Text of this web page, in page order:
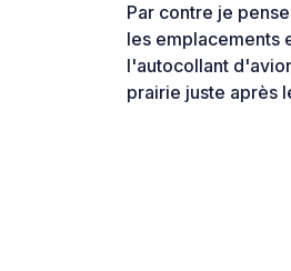
Par contre je
les emplacements
l'autocollant
prairie juste après